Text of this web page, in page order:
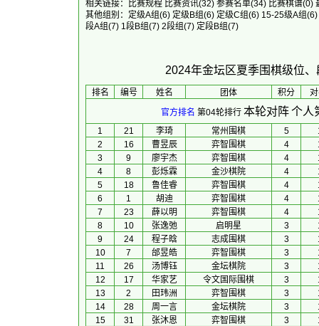
相关链接：
比赛规程 比赛资讯(32) 参赛名单(34) 比赛棋谱(0)
其他组别： 定级A组(6) 定级B组(6) 定级C组(6) 15-25级A组(6)
段A组(7) 1段B组(7) 2段组(7) 定段B组(7)
2024年金坛区夏季围棋级位
排名 编号 姓名 团体 积分
官方排名 第04轮排行 本轮对阵个人
1 21 李琦 常州围棋 5
2
16 曹昱辰 弈智围棋 4
3
9 廖宇杰 弈智围棋 4
4
8 彭烁霖 金沙棋院 4
5
18 鲁佳睿 弈智围棋 4
6
1 胡迪 弈智围棋 4
7
23 薛以明 弈智围棋 4
8
10 张逸弛 启明星 3
9
24 程子晗 志成围棋 3
10
7 邰昱皓 弈智围棋 3
11
26 汤博钰 金坛棋院 3
12
17 华家艺 令文国际围棋 3
13
2 田玮洲 弈智围棋 3
14
28 周一言 金坛棋院 3
15
31 张沐恩 弈智围棋 3